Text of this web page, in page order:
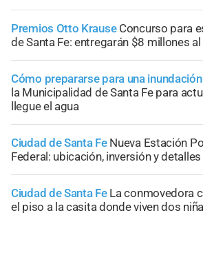
Premios Otto Krause Concurso para
de Santa Fe: entregarán $8 millones
Cómo prepararse para una inundación
la Municipalidad de Santa Fe para
llegue el agua
Ciudad de Santa Fe Nueva Estación
Federal: ubicación, inversión y
Ciudad de Santa Fe La conmovedora
el piso a la casita donde viven dos